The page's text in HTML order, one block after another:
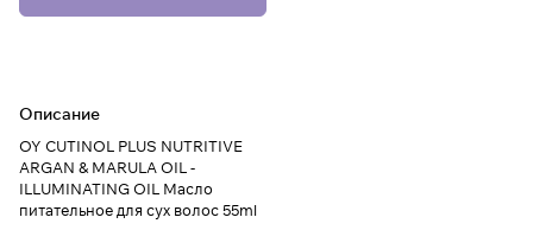
Описание
OY CUTINOL PLUS NUTRITIVE
ARGAN & MARULA OIL -
ILLUMINATING OIL Масло
питательное для сух волос 55ml